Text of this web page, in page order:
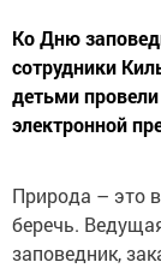
Ко Дню
сотрудники
детьми
электронной
Природа – это
беречь.
заповедник,